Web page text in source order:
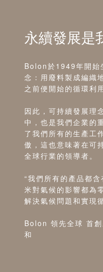
永續發展是
Bolon於1949年開始
念：用廢料製成編織
之前便開始的循環利用
因此，可持續發展理
中，也是我們企業的
了我們所有的生產工
傲，這也意味著在可
全球行業的領導者。
“我們所有的產品都
米對氣候的影響都為
解決氣候問題和實現
Bolon 領先全球 首
和